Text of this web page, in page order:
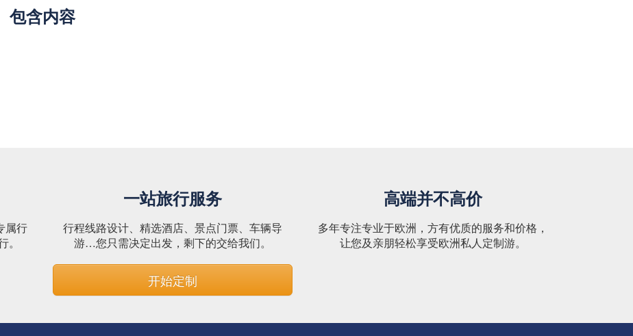
包含内容
属行
一站旅行服务
行程线路设计、精选酒店、景点门票、车辆导
游…您只需决定出发，剩下的交给我们。
高端并不高价
多年专注专业于欧洲，方有优质的服务和价格，
让您及亲朋轻松享受欧洲私人定制游。
开始定制